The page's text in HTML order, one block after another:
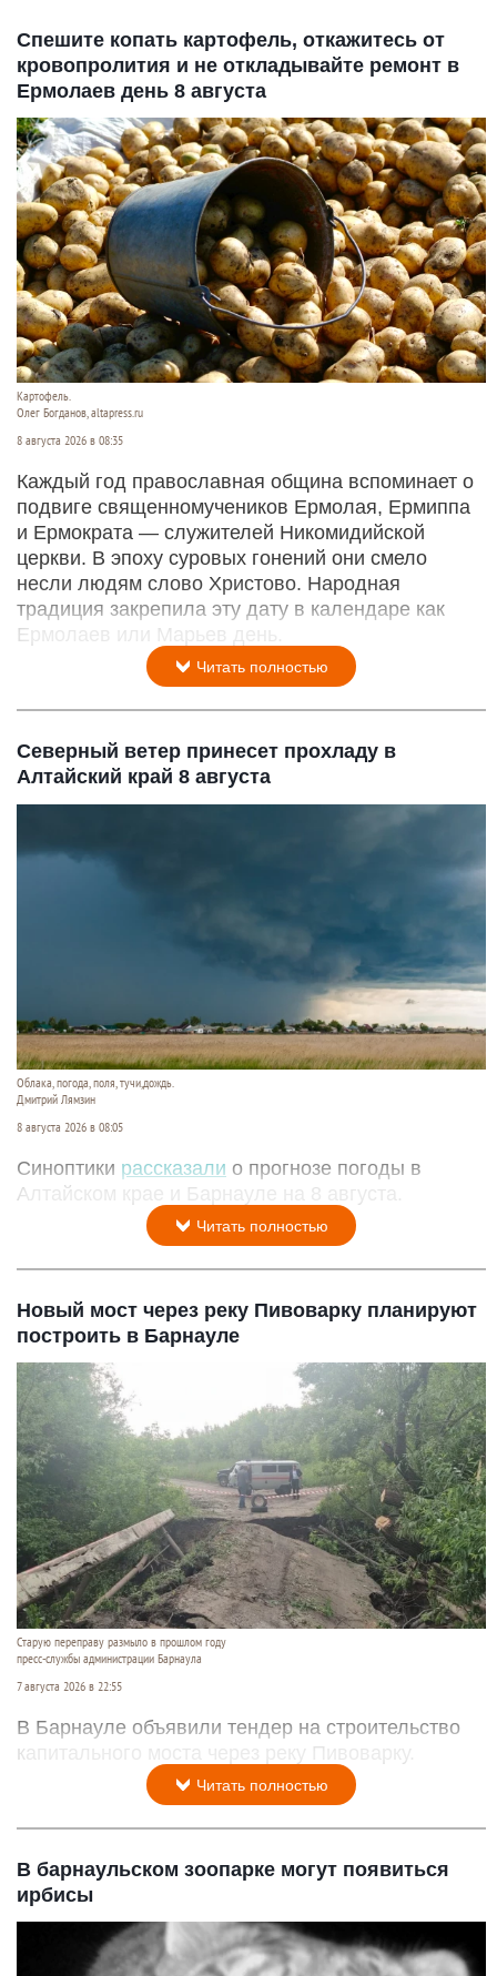
Спешите копать картофель, откажитесь от
кровопролития и не откладывайте ремонт в
Ермолаев день 8 августа
Картофель.
Олег Богданов, altapress.ru
8 августа 2026 в 08:35
Каждый год православная община вспоминает о
подвиге священномучеников Ермолая, Ермиппа
и Ермократа — служителей Никомидийской
церкви. В эпоху суровых гонений они смело
несли людям слово Христово. Народная
традиция закрепила эту дату в календаре как
Ермолаев или Марьев день.
Читать полностью
Северный ветер принесет прохладу в
Алтайский край 8 августа
Облака, погода, поля, тучи,дождь.
Дмитрий Лямзин
8 августа 2026 в 08:05
Синоптики рассказали о прогнозе погоды в
Алтайском крае и Барнауле на 8 августа.
Читать полностью
Новый мост через реку Пивоварку планируют
построить в Барнауле
Старую переправу размыло в прошлом году
пресс-службы администрации Барнаула
7 августа 2026 в 22:55
В Барнауле объявили тендер на строительство
капитального моста через реку Пивоварку.
Читать полностью
В барнаульском зоопарке могут появиться
ирбисы